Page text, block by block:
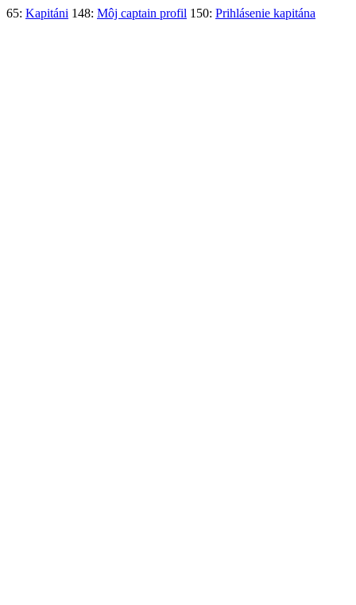
65: Kapitáni 148: Môj captain profil 150: Prihlásenie kapitána